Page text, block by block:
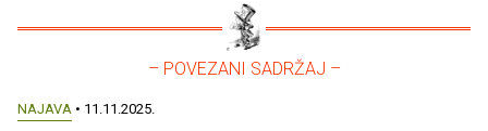
– POVEZANI SADRŽAJ –
NAJAVA • 11.11.2025.